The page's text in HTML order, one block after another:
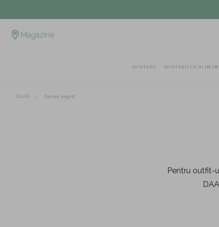
Magazine
BIJUTERII BIJUTERII CU
DAAR / Cercei argint
Pentru outfit-